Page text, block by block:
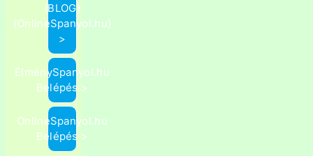
(BLOG)
(OnlineSpanyol.hu)
>
ÉlménySpanyol.hu
Belépés >
OnlineSpanyol.hu
Belépés >